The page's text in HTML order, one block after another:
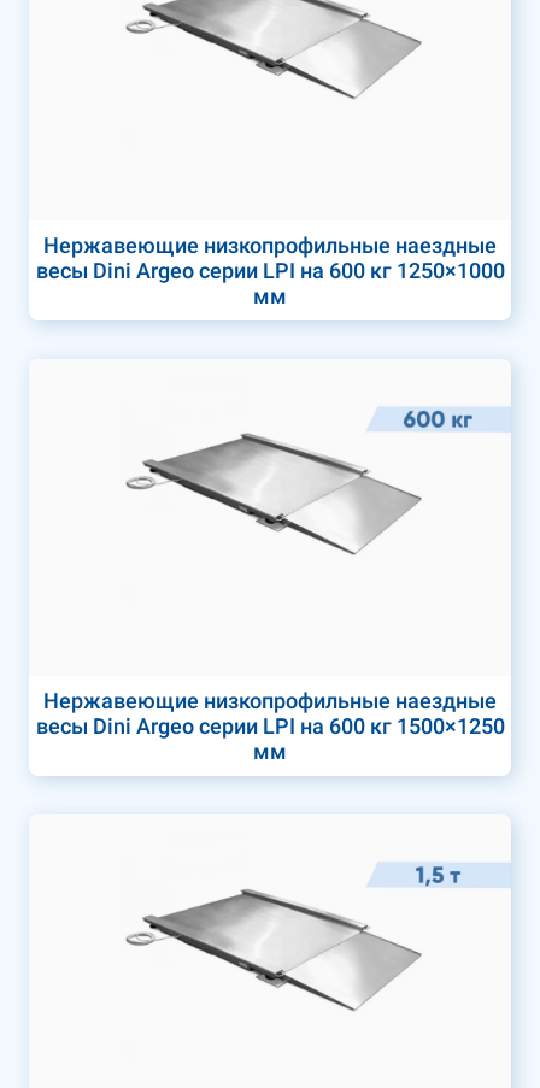
Нержавеющие низкопрофильные наездные
весы Dini Argeo серии LPI на 600 кг 1250×1000
мм
Нержавеющие низкопрофильные наездные
весы Dini Argeo серии LPI на 600 кг 1500×1250
мм